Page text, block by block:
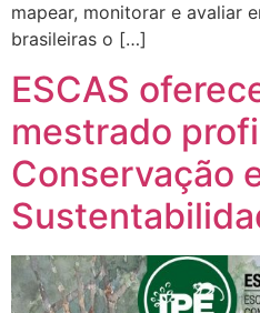
mapear, monitorar e avaliar
brasileiras o […]
ESCAS
mestrado
Conservação